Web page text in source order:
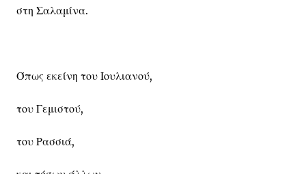
στη Σαλαμίνα.
Όπως εκείνη του Ιουλιανού,
του Γεμιστού,
του Ρασσιά,